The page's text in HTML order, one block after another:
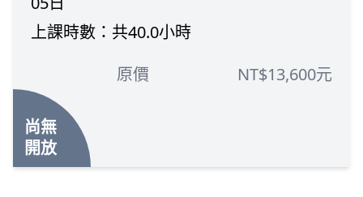
尚無
開放
上課時數：共40.0小時
原價
NT$13,600元